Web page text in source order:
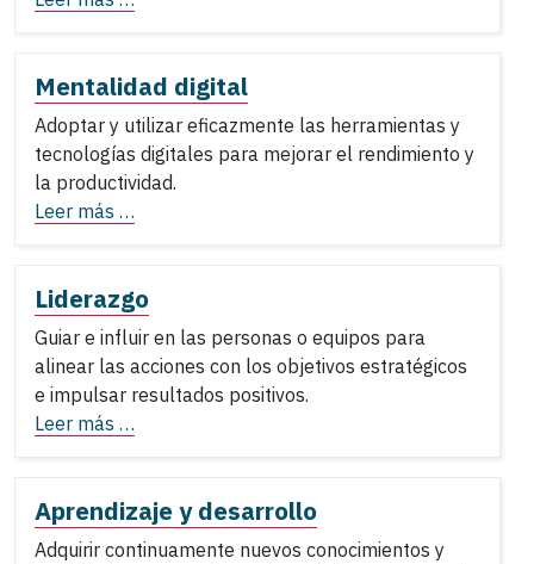
Mentalidad digital
Adoptar y utilizar eficazmente las herramientas y
tecnologías digitales para mejorar el rendimiento y
la productividad.
Leer más …
Liderazgo
Guiar e influir en las personas o equipos para
alinear las acciones con los objetivos estratégicos
e impulsar resultados positivos.
Leer más …
Aprendizaje y desarrollo
Adquirir continuamente nuevos conocimientos y